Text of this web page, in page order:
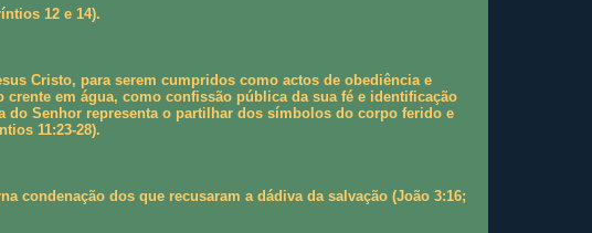
12 e 14).
Cristo, para serem cumpridos como actos de obediência e
em água, como confissão pública da sua fé e identificação
do Senhor representa o partilhar dos símbolos do corpo ferido e
11:23-28).
condenação dos que recusaram a dádiva da salvação (João 3:16;